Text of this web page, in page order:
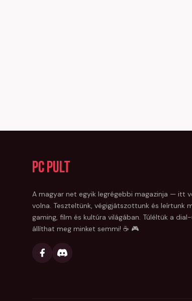
PC Pult
A magyar net egyik legrégebbi magazinja — itt
volna. Teszteltünk, végigjátszottunk és leírtunk
gaming, film és kultúra világában. Túléltük a
állíthat meg minket semmi! ☕ 🎮